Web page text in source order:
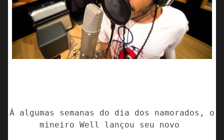
Á algumas semanas do dia dos namorados, o
mineiro Well lançou seu novo